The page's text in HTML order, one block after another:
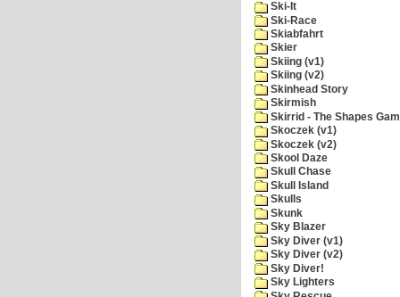
Ski-It
Ski-Race
Skiabfahrt
Skier
Skiing (v1)
Skiing (v2)
Skinhead Story
Skirmish
Skirrid - The Shapes
Skoczek (v1)
Skoczek (v2)
Skool Daze
Skull Chase
Skull Island
Skulls
Skunk
Sky Blazer
Sky Diver (v1)
Sky Diver (v2)
Sky Diver!
Sky Lighters